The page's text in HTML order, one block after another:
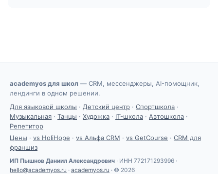
academyos для школ — CRM, мессенджеры, AI-помощник,
лендинги в одном решении.
Для языковой школы · Детский центр · Спортшкола ·
Музыкальная · Танцы · Художка · IT-школа · Автошкола ·
Репетитор
Цены · vs HoliHope · vs Альфа CRM · vs GetCourse · CRM для
франшиз
ИП Пышнов Даниил Александрович · ИНН 772171293996 ·
hello@academyos.ru · academyos.ru · © 2026